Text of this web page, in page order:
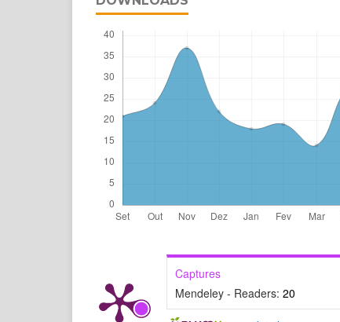
Captures
Mendeley - Readers: 20